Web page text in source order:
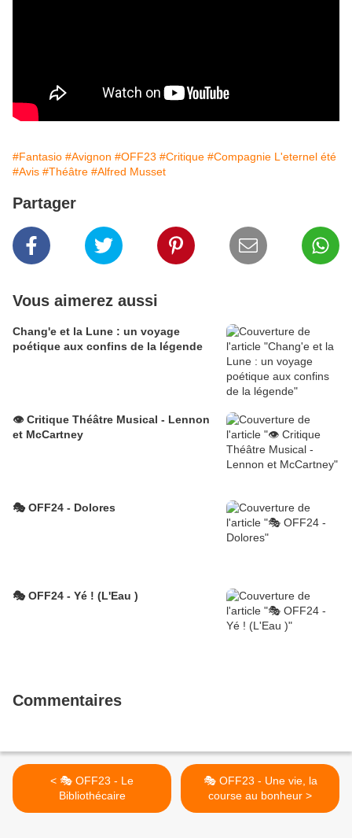
#Fantasio #Avignon #OFF23 #Critique #Compagnie L'eternel été
#Avis #Théâtre #Alfred Musset
Partager
Vous aimerez aussi
Chang'e et la Lune : un voyage
poétique aux confins de la légende
👁️ Critique Théâtre Musical - Lennon
et McCartney
🎭 OFF24 - Dolores
🎭 OFF24 - Yé ! (L'Eau )
Commentaires
< 🎭 OFF23 - Le
Bibliothécaire
🎭 OFF23 - Une vie, la
course au bonheur >